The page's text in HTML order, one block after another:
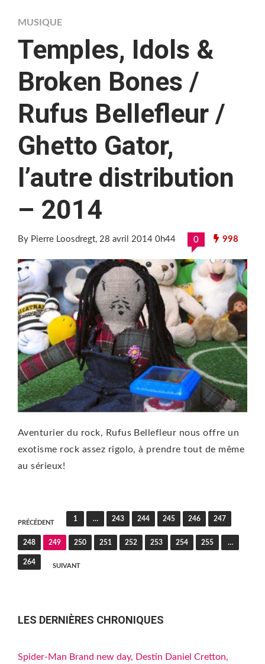
MUSIQUE
Temples, Idols &
Broken Bones /
Rufus Bellefleur /
Ghetto Gator,
l’autre distribution
– 2014
By Pierre Loosdregt, 28 avril 2014 0h44 0 998
Aventurier du rock, Rufus Bellefleur nous offre un
exotisme rock assez rigolo, à prendre tout de même
au sérieux!
Pagination
des
publications
PRÉCÉDENT
1 … 243 244 245 246 247
248 249 250 251 252 253 254 255 …
264
SUIVANT
LES DERNIÈRES CHRONIQUES
Spider-Man Brand new day, Destin Daniel Cretton,